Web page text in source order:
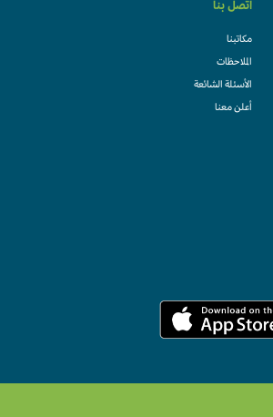
اتصل بنا
مكاتبنا
الملاحظات
الأسئلة الشائعة
أعلن معنا